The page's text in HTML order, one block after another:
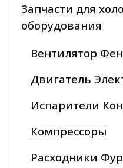
Запчасти для
оборудования
Вентилятор
Двигатель
Испарители
Компрессоры
Расходники